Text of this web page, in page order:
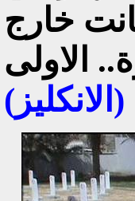
خارج
الاولى